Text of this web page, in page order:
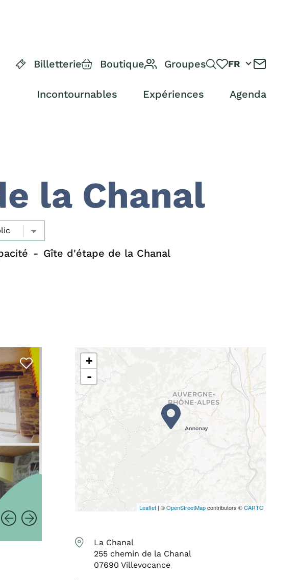
Billetterie Boutique Groupes FR
Incontournables Expériences Agenda
la Chanal
Gîte d'étape de la Chanal
+
-
Leaflet | ©OpenStreetMapcontributors ©CARTO
La Chanal
255 chemin de la Chanal
07690 Villevocance